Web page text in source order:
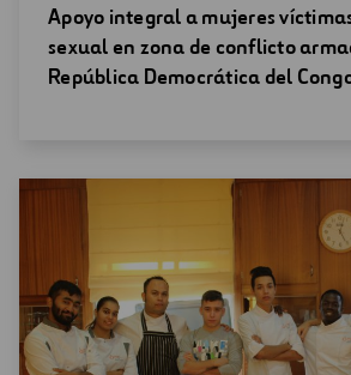
Abrir
una
nueva
Apoyo integral a mujeres
sexual en zona de conflicto
República Democrática del